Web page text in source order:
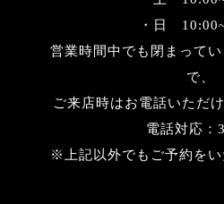
・日
営業時間中でも閉まって
で、
ご来店時はお電話いただ
電話対応：
※上記以外でもご予約を